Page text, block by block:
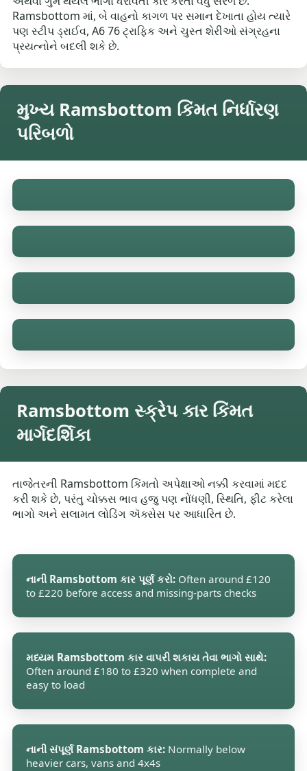
Ramsbottom માં, બે વાહનો કાગળ પર સમાન દેખાતા હોય ત્યારે
પણ સ્ટીપ ડ્રાઈવ, A6 76 ટ્રાફિક અને ચુસ્ત શેરીઓ સંગ્રહના
પ્રયત્નોને બદલી શકે છે.
મુખ્ય Ramsbottom કિંમત નિર્ધારણ
પરિબળો
Ramsbottom સ્ક્રેપ કાર કિંમત
માર્ગદર્શિકા
તાજેતરની Ramsbottom કિંમતો અપેક્ષાઓ નક્કી કરવામાં મદદ
કરી શકે છે, પરંતુ ચોક્કસ ભાવ હજુ પણ નોંધણી, સ્થિતિ, ફીટ કરેલા
ભાગો અને સલામત લોડિંગ ઍક્સેસ પર આધારિત છે.
નાની Ramsbottom કાર પૂર્ણ કરો: Often around £120
to £220 before access and missing-parts checks
મધ્યમ Ramsbottom કાર વાપરી શકાય તેવા ભાગો સાથે:
Often around £180 to £320 when complete and
easy to load
નાની સંપૂર્ણ Ramsbottom કાર: Normally below
heavier cars, vans and 4x4s